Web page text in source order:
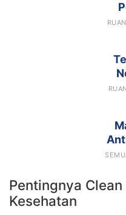
Pentingnya
Kesehatan